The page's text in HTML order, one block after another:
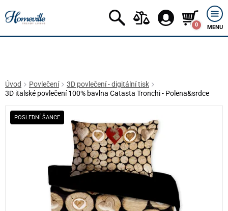
0 MENU
Úvod Povlečení
3D povlečení - digitální tisk
3D italské povlečení 100% bavlna Catasta Tronchi - Polena&srdce
POSLEDNÍ ŠANCE